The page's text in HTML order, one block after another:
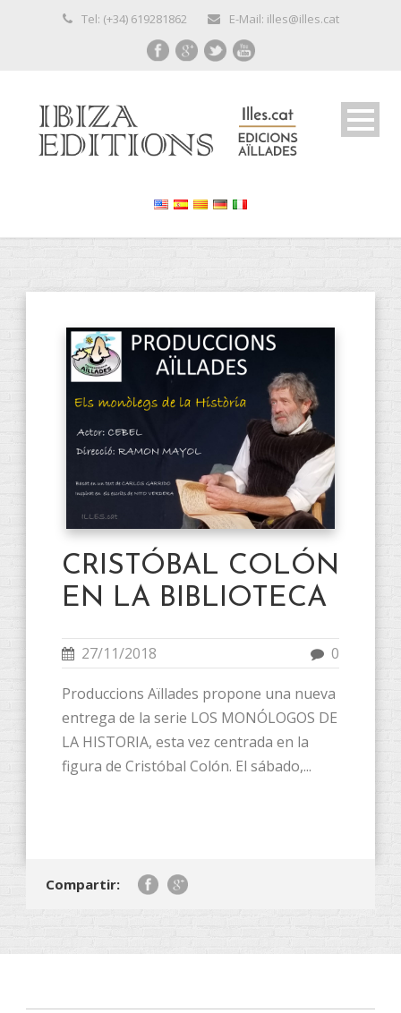
Tel: (+34) 619281862 E-Mail: illes@illes.cat
CRISTÓBAL COLÓN
EN LA BIBLIOTECA
27/11/2018 0
Produccions Aïllades propone una nueva
entrega de la serie LOS MONÓLOGOS DE
LA HISTORIA, esta vez centrada en la
figura de Cristóbal Colón. El sábado,...
Compartir: